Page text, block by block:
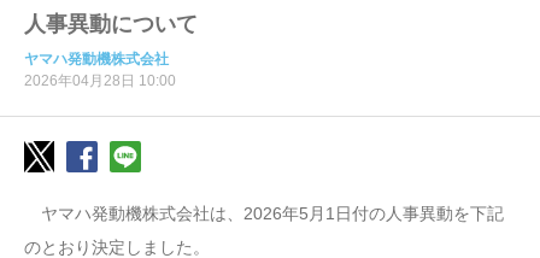
人事異動について
ヤマハ発動機株式会社
2026年04月28日 10:00
ヤマハ発動機株式会社は、2026年5月1日付の人事異動を下記
のとおり決定しました。